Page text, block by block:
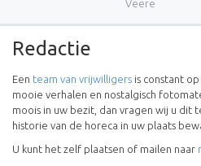
Veere
Redactie
Een team van vrijwilligers is constant
mooie verhalen en nostalgisch
moois in uw bezit, dan vragen wij u dit
historie van de horeca in uw plaats
U kunt het zelf plaatsen of mailen naar